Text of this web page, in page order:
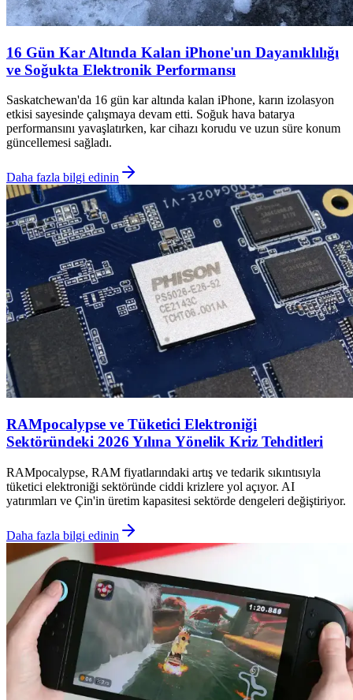
16 Gün Kar Altında Kalan iPhone'un Dayanıklılığı
ve Soğukta Elektronik Performansı
Saskatchewan'da 16 gün kar altında kalan iPhone, karın izolasyon
etkisi sayesinde çalışmaya devam etti. Soğuk hava batarya
performansını yavaşlatırken, kar cihazı korudu ve uzun süre konum
güncellemesi sağladı.
Daha fazla bilgi edinin
RAMpocalypse ve Tüketici Elektroniği
Sektöründeki 2026 Yılına Yönelik Kriz Tehditleri
RAMpocalypse, RAM fiyatlarındaki artış ve tedarik sıkıntısıyla
tüketici elektroniği sektöründe ciddi krizlere yol açıyor. AI
yatırımları ve Çin'in üretim kapasitesi sektörde dengeleri değiştiriyor.
Daha fazla bilgi edinin